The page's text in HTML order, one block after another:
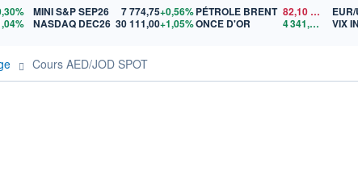
MINI S&P SEP26 7 774,75+0,56%
NASDAQ DEC26 30 111,00+1,05%
PÉTROLE BRENT 82,10
ONCE D'OR
4 341,07 $US
VIX
Cours AED/JOD SPOT